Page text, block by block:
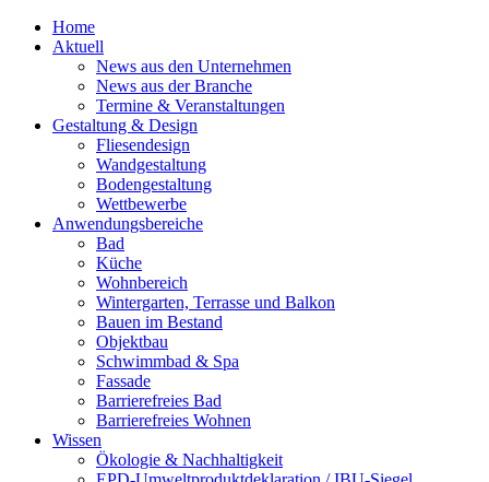
Home
Aktuell
News aus den Unternehmen
News aus der Branche
Termine & Veranstaltungen
Gestaltung & Design
Fliesendesign
Wandgestaltung
Bodengestaltung
Wettbewerbe
Anwendungsbereiche
Bad
Küche
Wohnbereich
Wintergarten, Terrasse und Balkon
Bauen im Bestand
Objektbau
Schwimmbad & Spa
Fassade
Barrierefreies Bad
Barrierefreies Wohnen
Wissen
Ökologie & Nachhaltigkeit